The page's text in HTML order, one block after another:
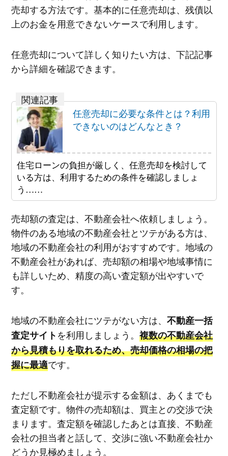
売却する方法です。基本的に任意売却は、残債以
上のお金を用意できないケースで利用します。
任意売却について詳しく知りたい方は、下記記事
から詳細を確認できます。
任意売却に必要な条件とは？利用
できないのはどんなとき？
住宅ローンの負担が厳しく、任意売却を検討して
いる方は、利用するための条件を確認しましょ
う……
売却額の査定は、不動産会社へ依頼しましょう。
物件のある地域の不動産会社とツテがある方は、
地域の不動産会社の利用がおすすめです。地域の
不動産会社があれば、売却額の相場や地域事情に
も詳しいため、精度の高い査定額が出やすいで
す。
地域の不動産会社にツテがない方は、 不動産一括
査定サイトを利用しましょう。 複数の不動産会社
から見積もりを取れるため、売却価格の相場の把
握に最適です。
ただし不動産会社が提示する金額は、あくまでも
査定額です。物件の売却額は、買主との交渉で決
まります。査定額を確認したあとは直接、不動産
会社の担当者と話して、交渉に強い不動産会社か
どうか見極めましょう。